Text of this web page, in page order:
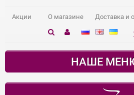
Акции О магазине Доставка и
НАШЕ